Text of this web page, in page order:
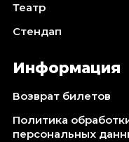
Театр
Стендап
Информация
Возврат билетов
Политика
персональных